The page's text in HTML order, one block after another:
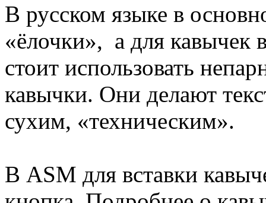
В русском языке в
«ёлочки», а для кавычек
стоит использовать
кавычки. Они делают
сухим, «техническим».
В ASM для вставки